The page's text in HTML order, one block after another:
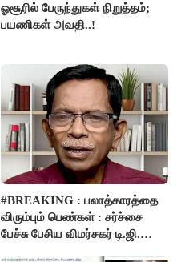
ஓசூரில் பேருந்துகள் நிறுத்தம்;
பயணிகள் அவதி..!
#BREAKING : பலாத்காரத்தை
விரும்பும் பெண்கள் : சர்ச்சை
பேச்சு பேசிய விமர்சகர் டி.ஜி.